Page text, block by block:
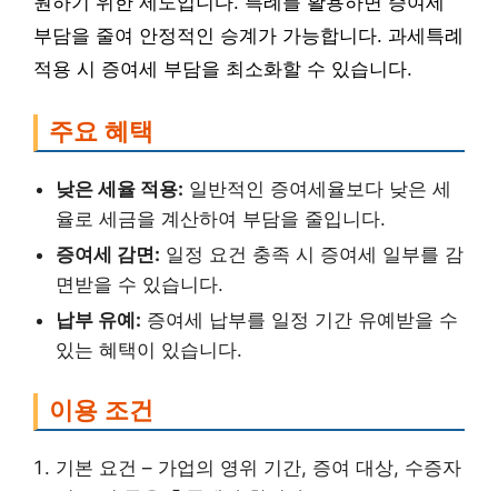
부담을 줄여 안정적인 승계가 가능합니다. 과세특례
적용 시 증여세 부담을 최소화할 수 있습니다.
주요 혜택
낮은 세율 적용: 일반적인 증여세율보다 낮은 세
율로 세금을 계산하여 부담을 줄입니다.
증여세 감면: 일정 요건 충족 시 증여세 일부를 감
면받을 수 있습니다.
납부 유예: 증여세 납부를 일정 기간 유예받을 수
있는 혜택이 있습니다.
이용 조건
기본 요건 – 가업의 영위 기간, 증여 대상, 수증자